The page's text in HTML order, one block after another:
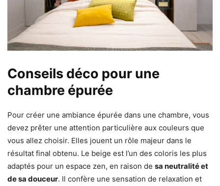
Conseils déco pour une
chambre épurée
Pour créer une ambiance épurée dans une chambre, vous
devez prêter une attention particulière aux couleurs que
vous allez choisir. Elles jouent un rôle majeur dans le
résultat final obtenu. Le beige est l’un des coloris les plus
adaptés pour un espace zen, en raison de sa neutralité et
de sa douceur. Il confère une sensation de relaxation et